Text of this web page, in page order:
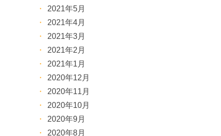
2021年5月
2021年4月
2021年3月
2021年2月
2021年1月
2020年12月
2020年11月
2020年10月
2020年9月
2020年8月